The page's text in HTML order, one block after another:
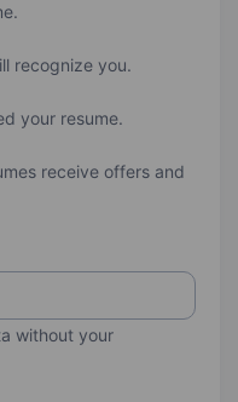
recognize you.
your resume.
receive offers and
without your